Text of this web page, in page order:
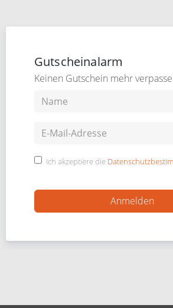
Gutscheinalarm
Keinen Gutschein mehr
Ich akzeptiere die